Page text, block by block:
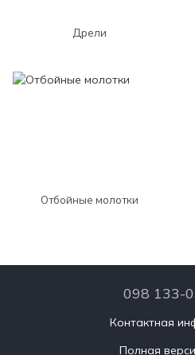
Дрели
Отбойные молотки
098 133-
Контактная
Полная